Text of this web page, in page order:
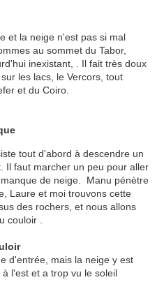
et la neige n'est pas si mal
au sommet du Tabor,
inexistant, . Il fait très doux
les lacs, le Vercors, tout
et du Coiro.
tout d'abord à descendre un
Il faut marcher un peu pour aller
de neige. Manu pénètre
Laure et moi trouvons cette
des rochers, et nous allons
couloir .
d'entrée, mais la neige y est
l'est et a trop vu le soleil